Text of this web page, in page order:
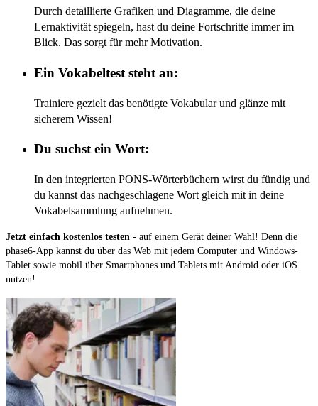
Durch detaillierte Grafiken und Diagramme, die deine
Lernaktivität spiegeln, hast du deine Fortschritte immer im
Blick. Das sorgt für mehr Motivation.
Ein Vokabeltest steht an:
Trainiere gezielt das benötigte Vokabular und glänze mit
sicherem Wissen!
Du suchst ein Wort:
In den integrierten PONS-Wörterbüchern wirst du fündig und
du kannst das nachgeschlagene Wort gleich mit in deine
Vokabelsammlung aufnehmen.
Jetzt einfach kostenlos testen - auf einem Gerät deiner Wahl! Denn die
phase6-App kannst du über das Web mit jedem Computer und Windows-
Tablet sowie mobil über Smartphones und Tablets mit Android oder iOS
nutzen!